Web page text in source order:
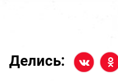
Делись: